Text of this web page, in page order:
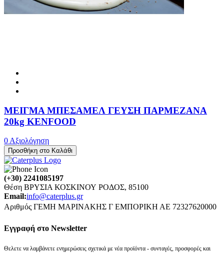
ΜΕΙΓΜΑ ΜΠΕΣΑΜΕΛ ΓΕΥΣΗ ΠΑΡΜΕΖΑΝΑ
20kg KENFOOD
0 Αξιολόγηση
Προσθήκη στο Καλάθι
(+30) 2241085197
Θέση ΒΡΥΣΙΑ ΚΟΣΚΙΝΟΥ ΡΟΔΟΣ, 85100
Email:info@caterplus.gr
Αριθμός ΓΕΜΗ ΜΑΡΙΝΑΚΗΣ Γ ΕΜΠΟΡΙΚΗ ΑΕ 72327620000
Eγγραφή στο Newsletter
Θελετε να λαμβάνετε ενημερώσεις σχετικά με νέα προϊόντα - συνταγές, προσφορές και